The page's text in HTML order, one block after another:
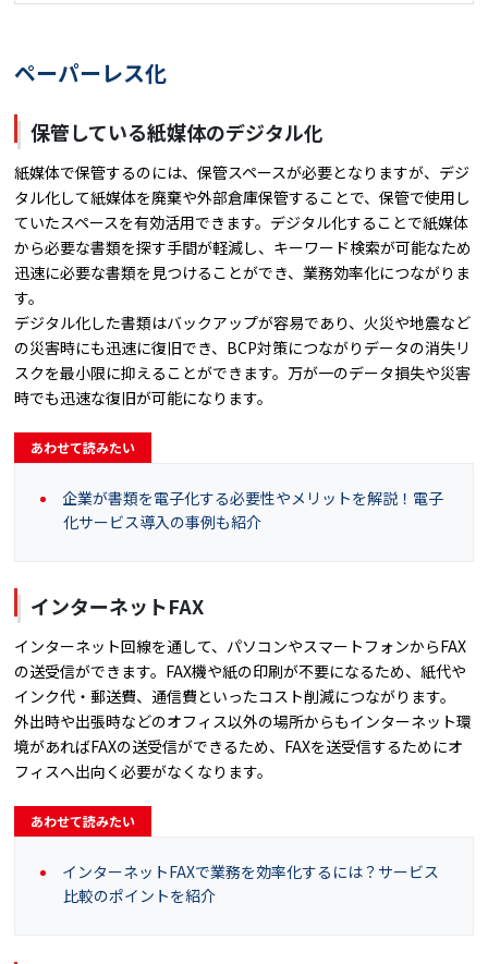
ペーパーレス化
保管している紙媒体のデジタル化
紙媒体で保管するのには、保管スペースが必要となりますが、デジ
タル化して紙媒体を廃棄や外部倉庫保管することで、保管で使用し
ていたスペースを有効活用できます。デジタル化することで紙媒体
から必要な書類を探す手間が軽減し、キーワード検索が可能なため
迅速に必要な書類を見つけることができ、業務効率化につながりま
す。
デジタル化した書類はバックアップが容易であり、火災や地震など
の災害時にも迅速に復旧でき、BCP対策につながりデータの消失リ
スクを最小限に抑えることができます。万が一のデータ損失や災害
時でも迅速な復旧が可能になります。
あわせて読みたい
企業が書類を電子化する必要性やメリットを解説！電子
化サービス導入の事例も紹介
インターネットFAX
インターネット回線を通して、パソコンやスマートフォンからFAX
の送受信ができます。FAX機や紙の印刷が不要になるため、紙代や
インク代・郵送費、通信費といったコスト削減につながります。
外出時や出張時などのオフィス以外の場所からもインターネット環
境があればFAXの送受信ができるため、FAXを送受信するためにオ
フィスへ出向く必要がなくなります。
あわせて読みたい
インターネットFAXで業務を効率化するには？サービス
比較のポイントを紹介